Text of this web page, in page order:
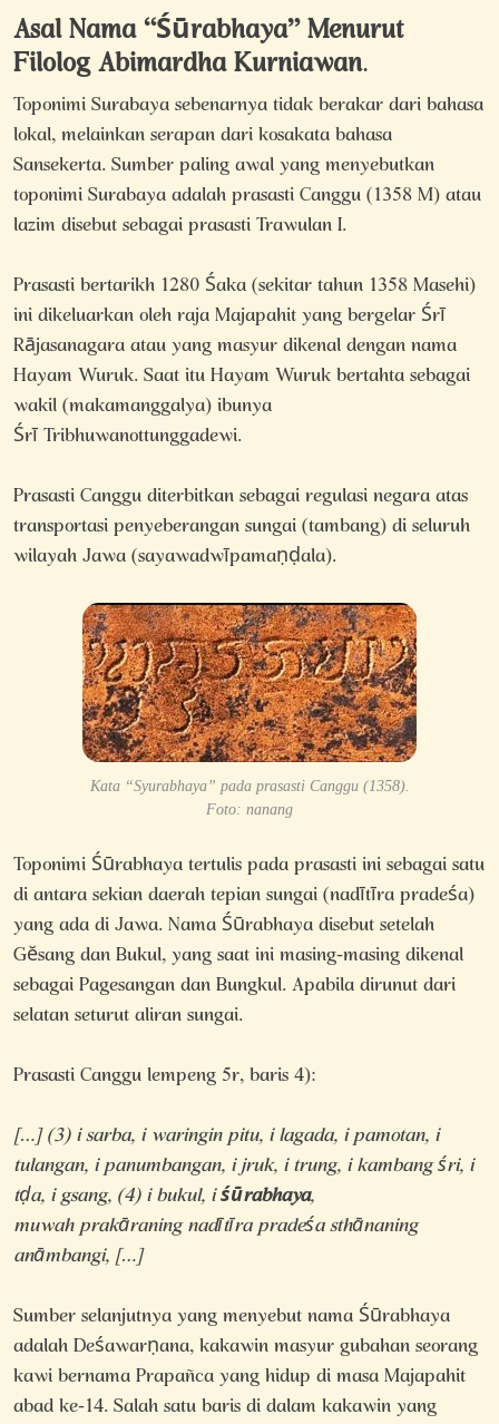
Asal Nama “Śūrabhaya” Menurut
Filolog Abimardha Kurniawan.
Toponimi Surabaya sebenarnya tidak berakar dari bahasa
lokal, melainkanserapan dari kosakata bahasa
Sansekerta. Sumber paling awal yang menyebutkan
toponimi Surabaya adalah prasasti Canggu (1358 M) atau
lazim disebut sebagai prasasti Trawulan I.
Prasasti bertarikh 1280 Śaka (sekitar tahun 1358 Masehi)
ini dikeluarkan oleh raja Majapahit yang bergelar Śrī
Rājasanagara atau yang masyur dikenal dengan nama
HayamWuruk. Saat itu Hayam Wuruk bertahta sebagai
wakil (makamanggalya) ibunya
ŚrīTribhuwanottunggadewi.
Prasasti Canggu diterbitkan sebagai regulasi negara atas
transportasi penyeberangan sungai (tambang) di seluruh
wilayah Jawa(sayawadwīpamaṇḍala).
Kata “Syurabhaya” pada prasasti Canggu (1358).
Foto: nanang
Toponimi Śūrabhaya tertulis pada prasasti ini sebagai satu
diantara sekian daerah tepian sungai (nadītīra pradeśa)
yang ada di Jawa.Nama Śūrabhaya disebut setelah
Gĕsang dan Bukul, yang saat ini masing-masing dikenal
sebagai Pagesangan dan Bungkul. Apabila dirunut dari
selatan seturut aliran sungai.
Prasasti Canggu lempeng 5r, baris 4):
[…] (3) i sarba, i waringin pitu, i lagada, i pamotan, i
tulangan, i panumbangan, i jruk, i trung, i kambang śri, i
tḍa, i gsang, (4) i bukul, iśūrabhaya,
muwahprakāraning nadītīra pradeśa sthānaning
anāmbangi, […]
Sumber selanjutnya yang menyebut nama Śūrabhaya
adalah Deśawarṇana, kakawin masyur gubahan seorang
kawi bernama Prapañca yang hidup di masa Majapahit
abad ke-14. Salah satu baris di dalam kakawin yang